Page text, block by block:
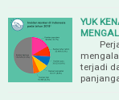
YUK
terjadi